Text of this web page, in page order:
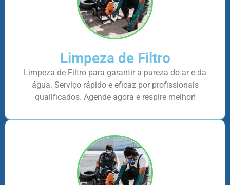
Limpeza de Filtro
Limpeza de Filtro para garantir a pureza do ar e da
água. Serviço rápido e eficaz por profissionais
qualificados. Agende agora e respire melhor!